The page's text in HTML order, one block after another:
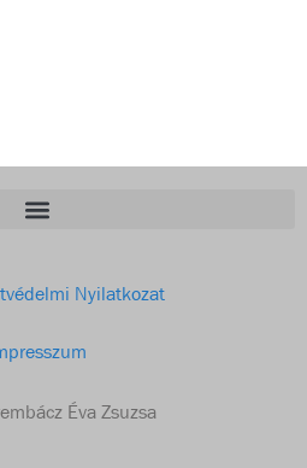
Nyilatkozat
Éva Zsuzsa